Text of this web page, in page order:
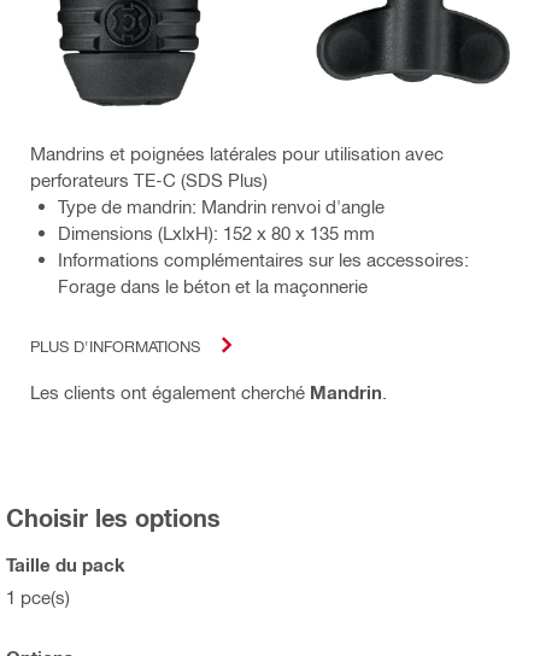
Mandrins et poignées latérales pour utilisation avec
perforateurs TE-C (SDS Plus)
Type de mandrin: Mandrin renvoi d'angle
Dimensions (LxlxH): 152 x 80 x 135 mm
Informations complémentaires sur les accessoires:
Forage dans le béton et la maçonnerie
PLUS D'INFORMATIONS
Les clients ont également cherché Mandrin
Choisir les options
Taille du pack
1 pce(s)